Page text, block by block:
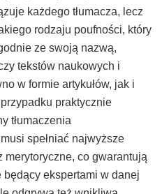
każdego tłumacza, lecz
rodzaju poufności, który
ze swoją nazwą,
tekstów naukowych i
w formie artykułów, jak i
praktycznie
tłumaczenia
spełniać najwyższe
co gwarantują
będący ekspertami w danej